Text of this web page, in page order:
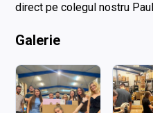
direct pe colegul nostru
Galerie